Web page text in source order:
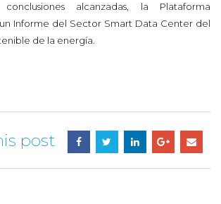
alcanzadas, la Plataforma
Informe del Sector Smart Data Center del
de la energía.
post